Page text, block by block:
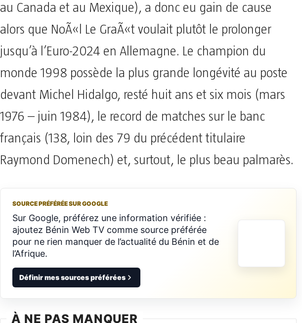
au Canada et au Mexique), a donc eu gain de cause
alors que NoÃ«l Le GraÃ«t voulait plutôt le prolonger
jusqu’à l’Euro-2024 en Allemagne. Le champion du
monde 1998 possède la plus grande longévité au poste
devant Michel Hidalgo, resté huit ans et six mois (mars
1976 – juin 1984), le record de matches sur le banc
français (138, loin des 79 du précédent titulaire
Raymond Domenech) et, surtout, le plus beau palmarès.
SOURCE PRÉFÉRÉE SUR GOOGLE
Sur Google, préférez une information vérifiée :
ajoutez Bénin Web TV comme source préférée
pour ne rien manquer de l’actualité du Bénin et de
l’Afrique.
Définir mes sources préférées
À NE PAS MANQUER